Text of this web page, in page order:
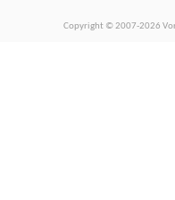
Copyright © 2007-2026